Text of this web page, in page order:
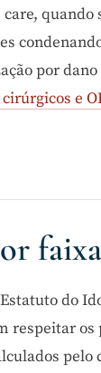
quando
por
e
do
os
pelo